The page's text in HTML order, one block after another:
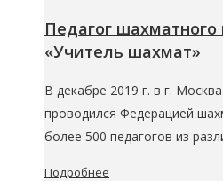
Педагог шахматного
«Учитель шахмат»
В декабре 2019 г. в г.
проводился Федерацией
более 500 педагогов из
Подробнее